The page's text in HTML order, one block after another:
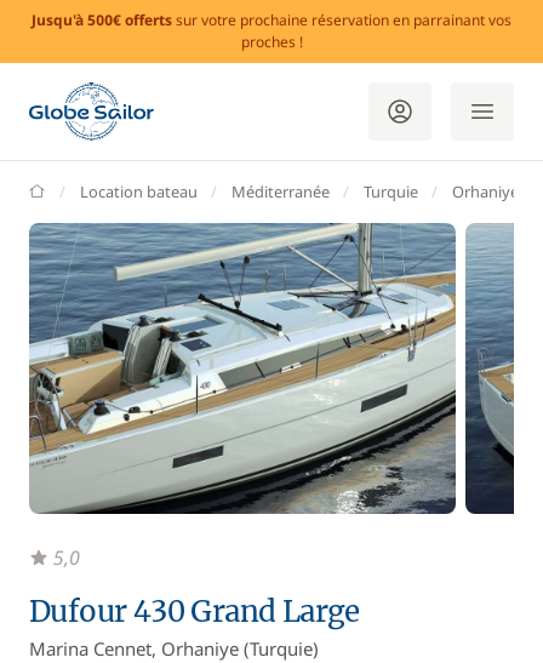
Jusqu'à 500€ offertssur votre prochaine réservation en parrainant vos
proches !
GlobeSailor
Location bateau Méditerranée Turquie Orhaniye
Dufour 430 Grand Large
Marina Cennet, Orhaniye (Turquie)
5,0